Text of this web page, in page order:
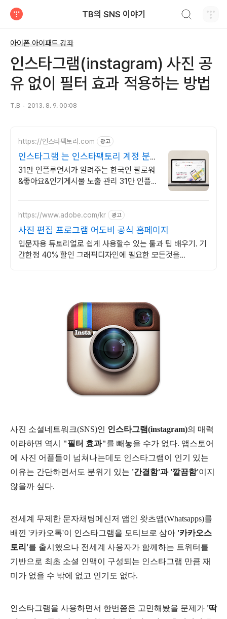
TB의 SNS 이야기
아이폰 아이패드 강좌
인스타그램(instagram) 사진 공
유 없이 필터 효과 적용하는 방법
T.B 2013. 8. 9. 00:08
https://인스타팩토리.com 광고
인스타그램 는 인스타팩토리 계정 분
석, 셀럽계정 키우기
31만 인플루언서가 알려주는 한국인 팔로워
&좋아요&인기게시물 노출 관리 31만 인플루
https://www.adobe.com/kr 광고
사진 편집 프로그램 어도비 공식 홈페이지
입문자용 튜토리얼로 쉽게 사용할수 있는 툴과 팁 배우기. 기
간한정 40% 할인 그래픽디자인에 필요한 모든것을
사진 소셜네트워크(SNS)인 인스타그램(instagram)의 매력
이라하면 역시 "필터 효과"를 빼놓을 수가 없다. 앱스토어
에 사진 어플들이 넘쳐나는데도 인스타그램이 인기 있는
이유는 간단하면서도 분위기 있는 '간결함'과 '깔끔함'이지
않을까 싶다.
전세계 무제한 문자채팅메신저 앱인 왓츠앱(Whatsapps)를
배낀 '카카오톡'이 인스타그램을 모티브로 삼아 '카카오스
토리'를 출시했으나 전세계 사용자가 함께하는 트위터를
기반으로 최초 소셜 인맥이 구성되는 인스타그램 만큼 재
미가 없을 수 밖에 없고 인기도 없다.
인스타그램을 사용하면서 한번쯤은 고민해봤을 문제가 '딱